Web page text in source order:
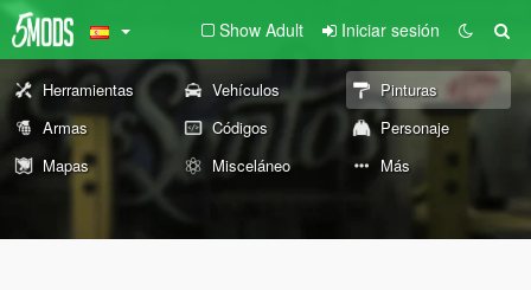
Show Adult Iniciar sesión
Herramientas Vehículos
Pinturas
Armas
Códigos
Personaje
Mapas
Misceláneo Más